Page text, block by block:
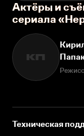
Актёры и
сериала
КП
Техническая